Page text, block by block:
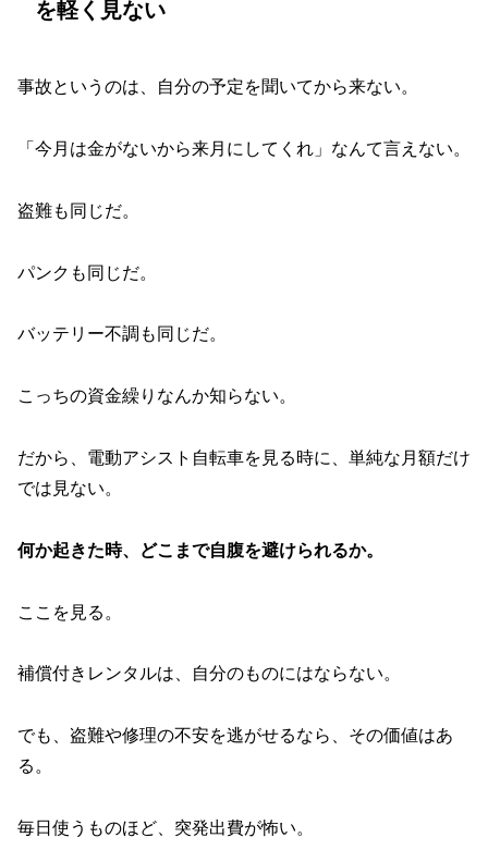
を軽く見ない
事故というのは、自分の予定を聞いてから来ない。
「今月は金がないから来月にしてくれ」なんて言えない。
盗難も同じだ。
パンクも同じだ。
バッテリー不調も同じだ。
こっちの資金繰りなんか知らない。
だから、電動アシスト自転車を見る時に、単純な月額だけ
では見ない。
何か起きた時、どこまで自腹を避けられるか。
ここを見る。
補償付きレンタルは、自分のものにはならない。
でも、盗難や修理の不安を逃がせるなら、その価値はあ
る。
毎日使うものほど、突発出費が怖い。